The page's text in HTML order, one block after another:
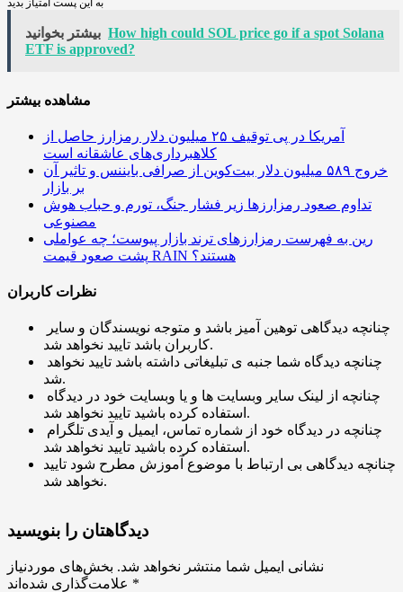
به این پست امتیاز بدید
بیشتر بخوانید How high could SOL price go if a spot Solana
ETF is approved?
مشاهده بیشتر
آمریکا در پی توقیف ۲۵ میلیون دلار رمزارز حاصل از
کلاهبرداری‌های عاشقانه است
خروج ۵۸۹ میلیون دلار بیت‌کوین از صرافی بایننس و تاثیر آن
بر بازار
تداوم صعود رمزارزها زیر فشار جنگ، تورم و حباب هوش
مصنوعی
رین به فهرست رمزارزهای ترند بازار پیوست؛ چه عواملی
پشت صعود قیمت RAIN هستند؟
نظرات کاربران
کاربران باشد تایید نخواهد شد.
شد.
استفاده کرده باشید تایید نخواهد شد.
استفاده کرده باشید تایید نخواهد شد.
چنانچه دیدگاهی بی ارتباط با موضوع آموزش مطرح شود تایید
نخواهد شد.
دیدگاهتان را بنویسید
نشانی ایمیل شما منتشر نخواهد شد. بخش‌های موردنیاز
*